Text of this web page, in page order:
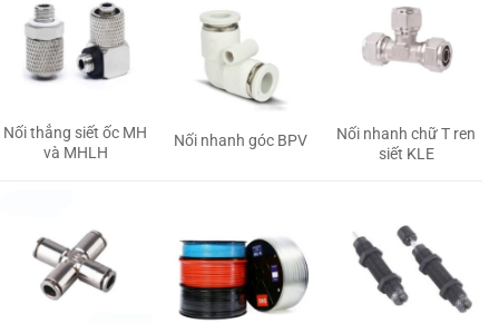
Nối thẳng siết ốc MH
và MHLH
Nối nhanh góc BPV
Nối nhanh chữ T ren
siết KLE